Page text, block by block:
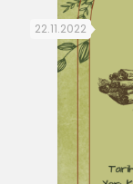
22.11.2022